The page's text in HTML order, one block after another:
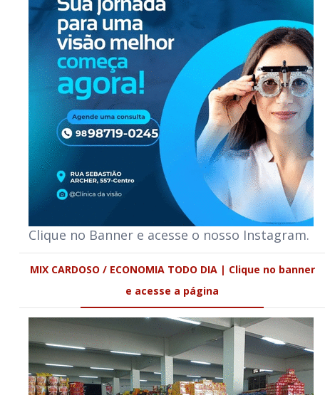
Clique no Banner e acesse o nosso Instagram.
MIX CARDOSO / ECONOMIA TODO DIA | Clique no banner
e acesse a página